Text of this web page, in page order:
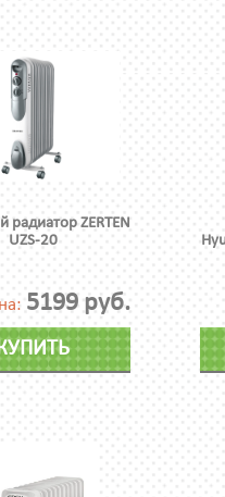
радиатор ZERTEN
UZS-20
5199 руб.